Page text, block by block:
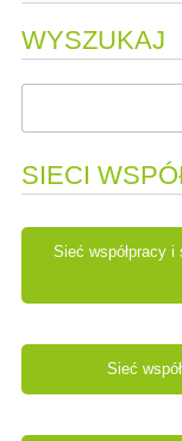
WYSZUKAJ
SIECI
Sieć współpracy i
Sieć